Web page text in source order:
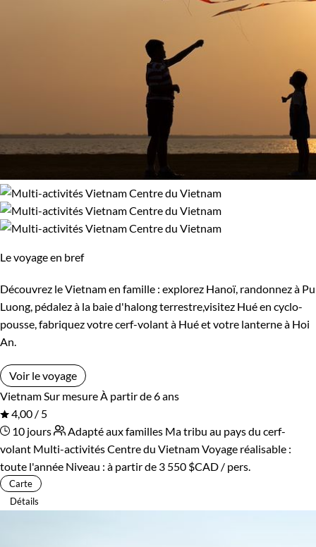
Le voyage en bref
Découvrez le Vietnam en famille : explorez Hanoï, randonnez à Pu
Luong, pédalez à la baie d'halong terrestre,visitez Hué en cyclo-
pousse, fabriquez votre cerf-volant à Hué et votre lanterne à Hoi
An.
Voir le voyage
Vietnam Sur mesure À partir de 6 ans
4,00 / 5
10 jours
Adapté aux familles Ma tribu au pays du cerf-
volant Multi-activités Centre du VietnamVoyage réalisable :
toute l'année Niveau : à partir de 3 550 $CAD / pers.
Carte
Détails